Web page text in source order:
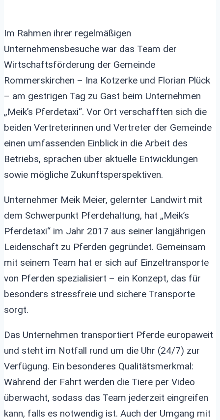
Im Rahmen ihrer regelmäßigen
Unternehmensbesuche war das Team der
Wirtschaftsförderung der Gemeinde
Rommerskirchen – Ina Kotzerke und Florian Plück
– am gestrigen Tag zu Gast beim Unternehmen
„Meik’s Pferdetaxi“. Vor Ort verschafften sich die
beiden Vertreterinnen und Vertreter der Gemeinde
einen umfassenden Einblick in die Arbeit des
Betriebs, sprachen über aktuelle Entwicklungen
sowie mögliche Zukunftsperspektiven.
Unternehmer Meik Meier, gelernter Landwirt mit
dem Schwerpunkt Pferdehaltung, hat „Meik’s
Pferdetaxi“ im Jahr 2017 aus seiner langjährigen
Leidenschaft zu Pferden gegründet. Gemeinsam
mit seinem Team hat er sich auf Einzeltransporte
von Pferden spezialisiert – ein Konzept, das für
besonders stressfreie und sichere Transporte
sorgt.
Das Unternehmen transportiert Pferde europaweit
und steht im Notfall rund um die Uhr (24/7) zur
Verfügung. Ein besonderes Qualitätsmerkmal:
Während der Fahrt werden die Tiere per Video
überwacht, sodass das Team jederzeit eingreifen
kann, falls es notwendig ist. Auch der Umgang mit